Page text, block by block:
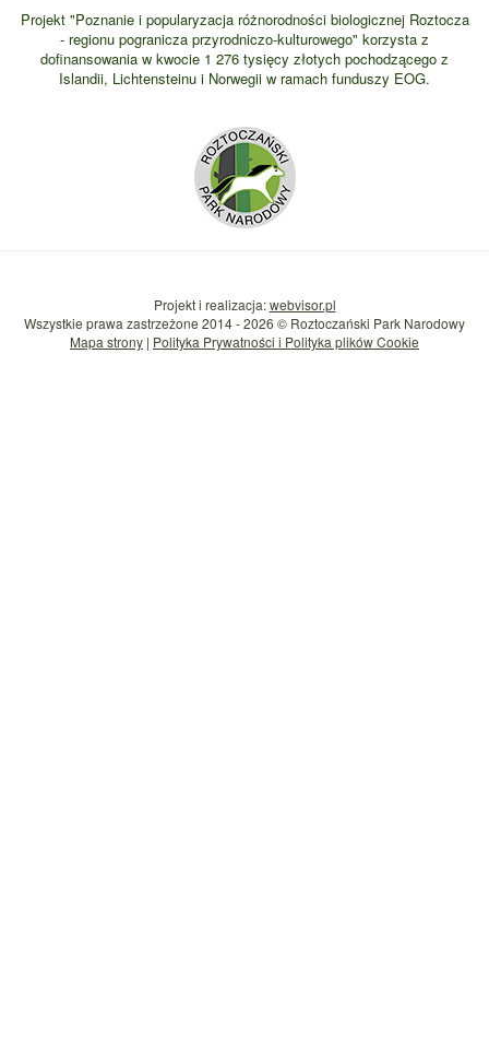
Projekt "Poznanie i popularyzacja różnorodności biologicznej Roztocza
- regionu pogranicza przyrodniczo-kulturowego" korzysta z
dofinansowania w kwocie 1 276 tysięcy złotych pochodzącego z
Islandii, Lichtensteinu i Norwegii w ramach funduszy EOG.
Projekt i realizacja:webvisor.pl
Wszystkie prawa zastrzeżone 2014 - 2026 © Roztoczański Park Narodowy
Mapa strony | Polityka Prywatności i Polityka plików Cookie